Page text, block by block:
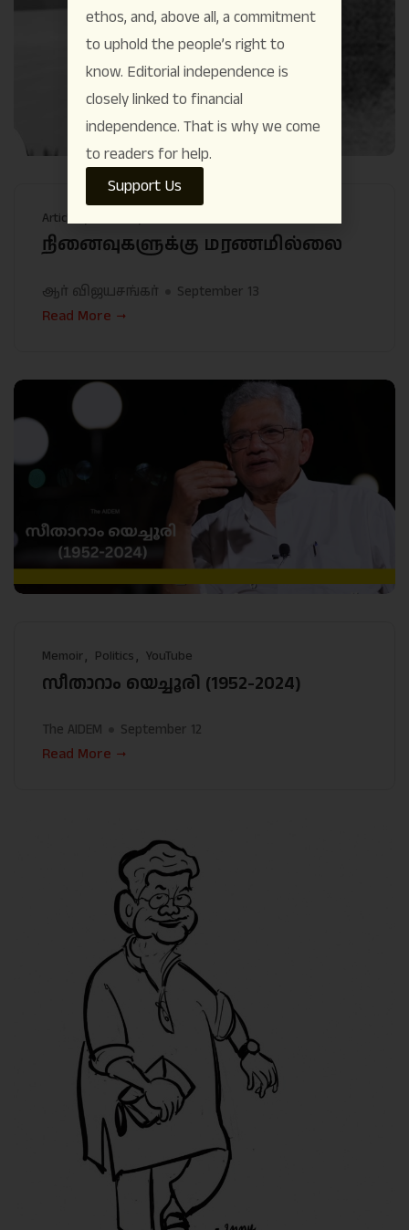
Articles
நினைவுகளுக்கு மரணமில்லை
ஆர் விஜயசங்கர் September 13
Read More
Memoir Politics YouTube
സീതാറാം യെച്ചൂരി (1952-2024)
The AIDEM September 12
Read More
ethos, and, above all, a commitment
to uphold the people’s right to
know. Editorial independence is
closely linked to financial
independence. That is why we come
to readers for help.
Support Us